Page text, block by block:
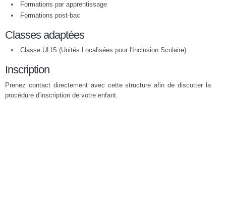
Formations par apprentissage
Formations post-bac
Classes adaptées
Classe ULIS (Unités Localisées pour l'Inclusion Scolaire)
Inscription
Prenez contact directement avec cette structure afin de discutter la
procédure d'inscription de votre enfant.